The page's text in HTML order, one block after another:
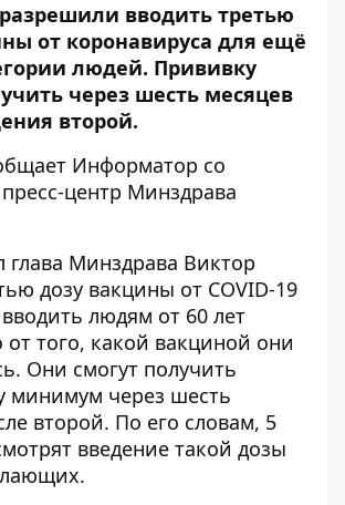
вводить третью
от коронавируса для ещё
людей. Прививку
через шесть месяцев
второй.
Информатор со
центр Минздрава
глава Минздрава Виктор
дозу вакцины от COVID-19
людям от 60 лет
от того, какой вакциной они
Они смогут получить
минимум через шесть
второй. По его словам, 5
введение такой дозы